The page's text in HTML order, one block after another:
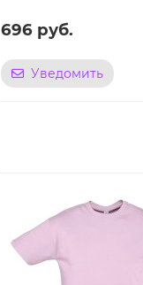
696 руб.
Уведомить